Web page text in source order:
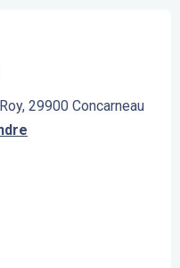
29900 Concarneau